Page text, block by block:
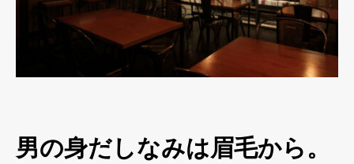
男の身だしなみは眉毛から。